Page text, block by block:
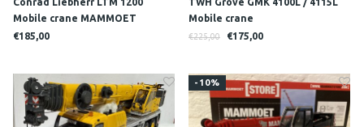
Mobile crane MAMMOET
€185,00
Mobile crane
€225,00 €175,00
-10%